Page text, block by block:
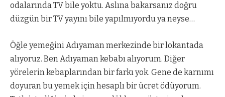
odalarında TV bile yoktu. Aslına bakarsanız doğru
düzgün bir TV yayını bile yapılmıyordu ya neyse…
Öğle yemeğini Adıyaman merkezinde bir lokantada
alıyoruz. Ben Adıyaman kebabı alıyorum. Diğer
yörelerin kebaplarından bir farkı yok. Gene de karnımı
doyuran bu yemek için hesaplı bir ücret ödüyorum.